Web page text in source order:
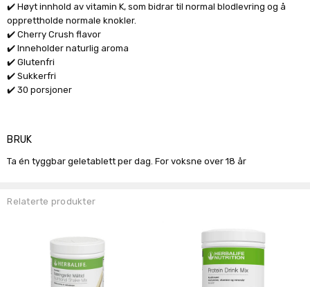
✔️Høyt innhold av vitamin K, som bidrar til normal blodlevring og å
opprettholde normale knokler.
✔️Cherry Crush flavor
✔️ Inneholder naturlig aroma
✔️ Glutenfri
✔️ Sukkerfri
✔️ 30 porsjoner
BRUK
Ta én tyggbar geletablett per dag. For voksne over 18 år
Relaterte produkter